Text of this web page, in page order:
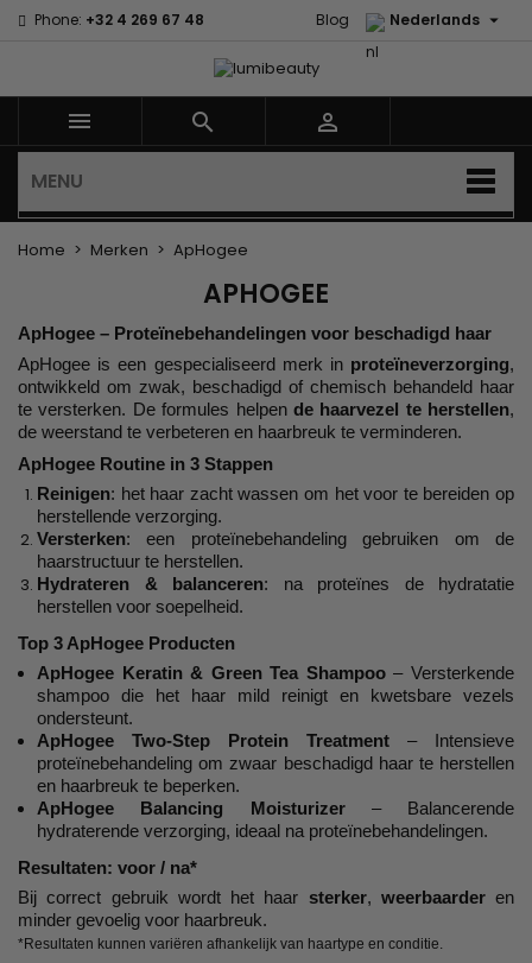
Phone: +32 4 269 67 48 Nederlands 
Blog
  
MENU
Home Merken ApHogee
APHOGEE
ApHogee – Proteïnebehandelingen voor beschadigd haar
ApHogee is een gespecialiseerd merk in proteïneverzorging,
ontwikkeld om zwak, beschadigd of chemisch behandeld haar
te versterken. De formules helpen de haarvezel te herstellen,
de weerstand te verbeteren en haarbreuk te verminderen.
ApHogee Routine in 3 Stappen
Reinigen: het haar zacht wassen om het voor te bereiden op
herstellende verzorging.
Versterken: een proteïnebehandeling gebruiken om de
haarstructuur te herstellen.
Hydrateren & balanceren: na proteïnes de hydratatie
herstellen voor soepelheid.
Top 3 ApHogee Producten
ApHogee Keratin & Green Tea Shampoo– Versterkende
shampoo die het haar mild reinigt en kwetsbare vezels
ondersteunt.
ApHogee Two-Step Protein Treatment – Intensieve
proteïnebehandeling om zwaar beschadigd haar te herstellen
en haarbreuk te beperken.
ApHogee Balancing Moisturizer – Balancerende
hydraterende verzorging, ideaal na proteïnebehandelingen.
Resultaten: voor / na*
Bij correct gebruik wordt het haar sterker, weerbaarderen
minder gevoelig voor haarbreuk.
*Resultaten kunnen variëren afhankelijk van haartype en conditie.